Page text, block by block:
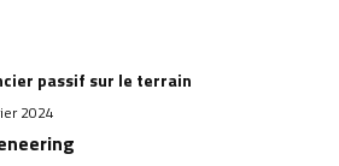
passif sur le terrain
2024